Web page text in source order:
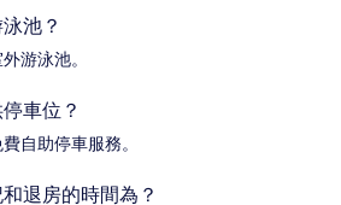
池？
游泳池。
車位？
自助停車服務。
退房的時間為？